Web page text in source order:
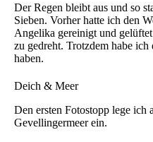
Der Regen bleibt aus und so
Sieben. Vorher hatte ich den
Angelika gereinigt und
zu gedreht. Trotzdem habe ich
haben.
Deich & Meer
Den ersten Fotostopp lege ich
Gevellingermeer ein.